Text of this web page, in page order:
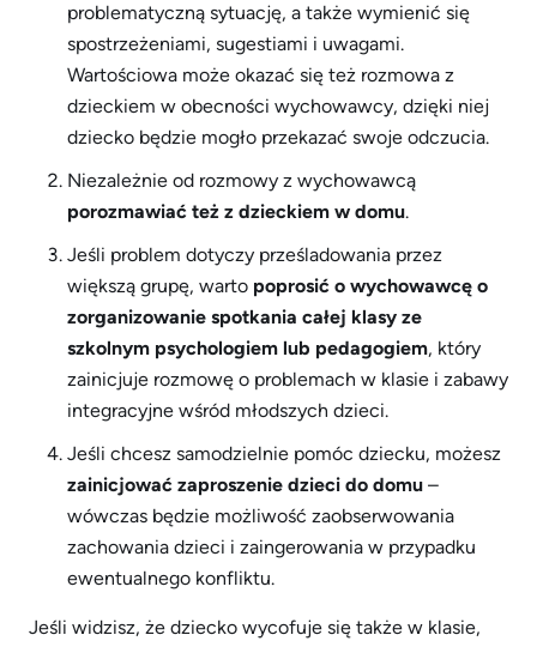
problematyczną sytuację, a także wymienić się
spostrzeżeniami, sugestiami i uwagami.
Wartościowa może okazać się też rozmowa z
dzieckiem w obecności wychowawcy, dzięki niej
dziecko będzie mogło przekazać swoje odczucia.
Niezależnie od rozmowy z wychowawcą
porozmawiać też z dzieckiem w domu.
Jeśli problem dotyczy prześladowania przez
większą grupę, warto poprosić o wychowawcę o
zorganizowanie spotkania całej klasy ze
szkolnym psychologiem lub pedagogiem, który
zainicjuje rozmowę o problemach w klasie i zabawy
integracyjne wśród młodszych dzieci.
Jeśli chcesz samodzielnie pomóc dziecku, możesz
zainicjować zaproszenie dzieci do domu –
wówczas będzie możliwość zaobserwowania
zachowania dzieci i zaingerowania w przypadku
ewentualnego konfliktu.
Jeśli widzisz, że dziecko wycofuje się także w klasie,